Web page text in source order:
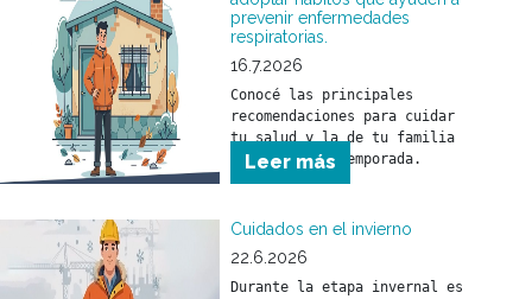
prevenir enfermedades
respiratorias.
16.7.2026
Conocé las principales
recomendaciones para cuidar
tu salud y la de tu familia
Leer más
Cuidados en el invierno
22.6.2026
Durante la etapa invernal es